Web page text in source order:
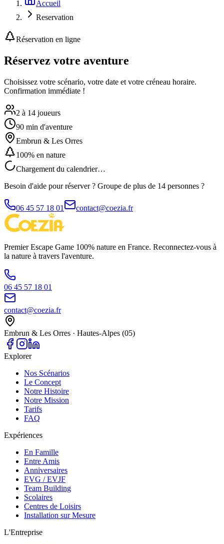
Accueil
Reservation
Réservation en ligne
Réservez votre aventure
Choisissez votre scénario, votre date et votre créneau horaire.
Confirmation immédiate !
2 à 14 joueurs
90 min d'aventure
Embrun & Les Orres
100% en nature
Chargement du calendrier…
Besoin d'aide pour réserver ? Groupe de plus de 14 personnes ?
06 45 57 18 01 contact@coezia.fr
Premier Escape Game 100% nature en France. Reconnectez-vous à
la nature à travers l'aventure.
06 45 57 18 01
contact@coezia.fr
Embrun & Les Orres · Hautes-Alpes (05)
Explorer
Nos Scénarios
Le Concept
Notre Histoire
Notre Mission
Tarifs
FAQ
Expériences
En Famille
Entre Amis
Anniversaires
EVG / EVJF
Team Building
Scolaires
Centres de Loisirs
Installation sur Mesure
L'Entreprise